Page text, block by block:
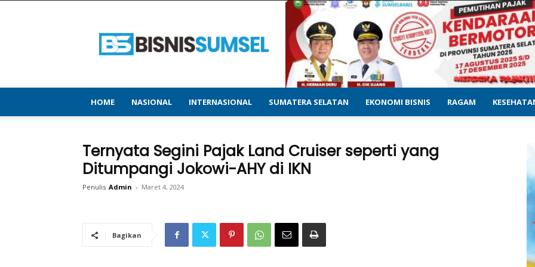
–
Menyajikan
&
Terupdate
HOME NASIONAL INTERNASIONAL SUMATERA SELATAN EKONOMI BISNIS RAGAM
Ternyata Segini Pajak Land Cruiser seperti yang
Ditumpangi Jokowi-AHY di IKN
Penulis Admin - Maret 4, 2024
Bagikan